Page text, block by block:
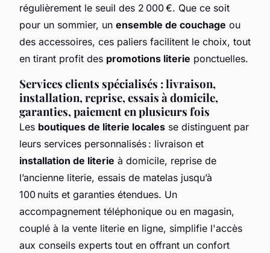
régulièrement le seuil des 2 000 €. Que ce soit
pour un sommier, un ensemble de couchage ou
des accessoires, ces paliers facilitent le choix, tout
en tirant profit des promotions literie ponctuelles.
Services clients spécialisés : livraison,
installation, reprise, essais à domicile,
garanties, paiement en plusieurs fois
Les boutiques de literie locales se distinguent par
leurs services personnalisés : livraison et
installation de literie à domicile, reprise de
l’ancienne literie, essais de matelas jusqu’à
100 nuits et garanties étendues. Un
accompagnement téléphonique ou en magasin,
couplé à la vente literie en ligne, simplifie l'accès
aux conseils experts tout en offrant un confort